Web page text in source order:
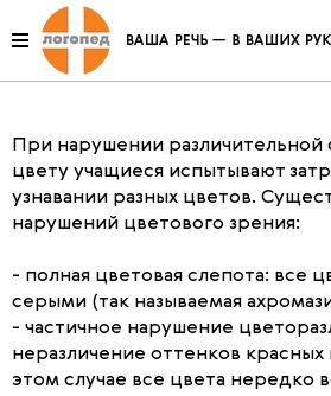
Нарушение функции
цветоразличения
При нарушении различительной
цвету учащиеся испытывают
узнавании разных цветов.
нарушений цветового зрения:
- полная цветовая слепота: все
серыми (так называемая
- частичное нарушение
неразличение оттенков красных
этом случае все цвета нередко